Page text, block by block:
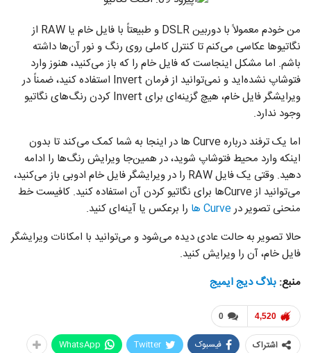
من خودم معمولاً با دوربین DSLR و طبیعتاً با فایل خام یا RAW از
نگاتیو‌ها عکاسی می‌کنم تا کنترل کاملی روی رنگ و نور آن‌ها داشته
باشم. اما مشکل اینجاست که فایل خام را که باز می‌کنید، هنوز وارد
فتوشاپ نشده‌اید و نمی‌توانید از فرمان Invert استفاده کنید، ضمناً در
ویرایشگر فایل خام، هیچ گزینه‌ای برای Invert کردن رنگ‌های نگاتیو
وجود ندارد.
اما یک ترفند درباره Curve ها در اینجا به شما کمک می‌کند تا بدون
اینکه وارد محیط فتوشاپ شوید، در همین‌جا ویرایش‌ رنگ‌ها را ادامه
دهید. وقتی یک فایل RAW را در ویرایشگر فایل خام ادوبی باز می‌کنید،
می‌توانید از Curveها برای نگاتیو کردن آن استفاده کنید. کافیست خط
منحنی تصویر در Curve ها
را برعکس یا آینه‌ای کنید.
حالا تصویر به حالت عادی دیده می‌شود و می‌توانید با امکانات ویرایشگر
فایل خام، آن را ویرایش کنید.
منبع: بلاگ دیج ایمیج
0 4,520
اشتراک فیسبوک Twitter
WhatsApp